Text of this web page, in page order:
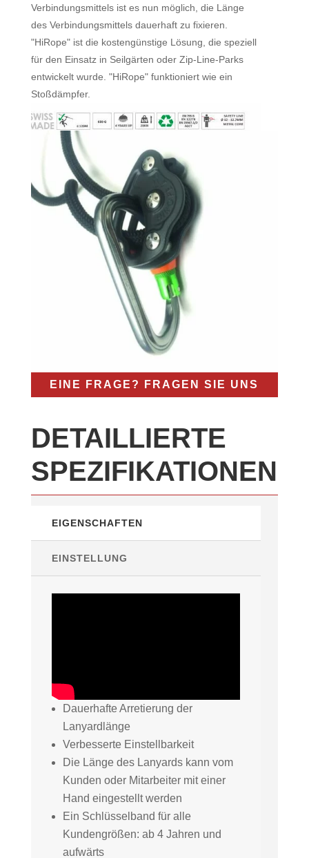
Verbindungsmittels ist es nun möglich, die Länge
des Verbindungsmittels dauerhaft zu fixieren.
"HiRope" ist die kostengünstige Lösung, die speziell
für den Einsatz in Seilgärten oder Zip-Line-Parks
entwickelt wurde. "HiRope" funktioniert wie ein
Stoßdämpfer.
EINE FRAGE? FRAGEN SIE UNS
DETAILLIERTE
SPEZIFIKATIONEN
EIGENSCHAFTEN
EINSTELLUNG
Dauerhafte Arretierung der
Lanyardlänge
Verbesserte Einstellbarkeit
Die Länge des Lanyards kann vom
Kunden oder Mitarbeiter mit einer
Hand eingestellt werden
Ein Schlüsselband für alle
Kundengrößen: ab 4 Jahren und
aufwärts